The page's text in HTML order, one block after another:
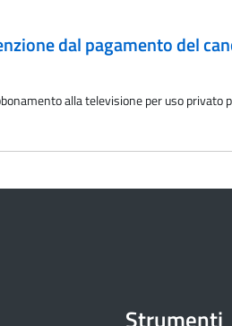
dal pagamento del
alla televisione per uso